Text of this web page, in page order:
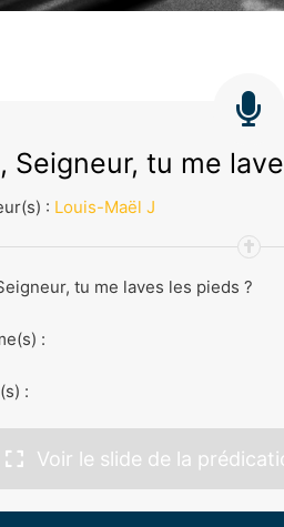
Seigneur, tu me
: Louis-Maël J
tu me laves les pieds ?
:
:
Voir le slide de la